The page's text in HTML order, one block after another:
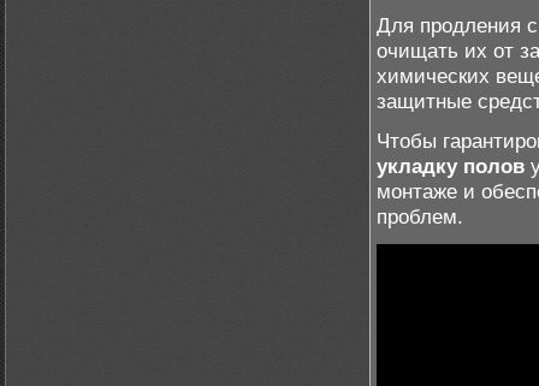
Для продления
очищать их от
химических
защитные
Чтобы
укладку полов
монтаже и
проблем.